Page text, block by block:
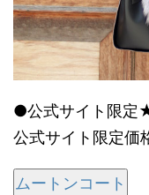
●公式サイト限定
公式サイト限定価
ムートンコート